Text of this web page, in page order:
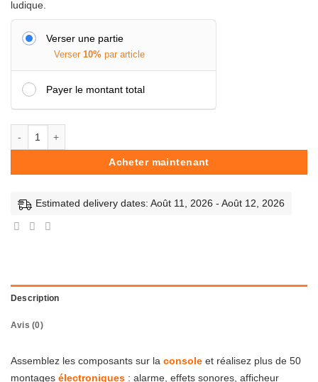
ludique.
Verser une partie
Verser 10% par article
Payer le montant total
Acheter maintenant
Estimated delivery dates: Août 11, 2026 - Août 12, 2026
Description
Avis (0)
Assemblez les composants sur la console et réalisez plus de 50
montages électroniques : alarme, effets sonores, afficheur